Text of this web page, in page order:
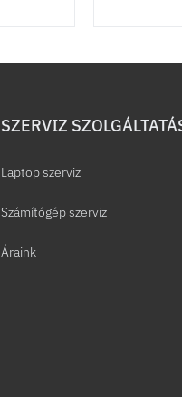
SZERVIZ
Laptop szerviz
Számítógép szerviz
Áraink